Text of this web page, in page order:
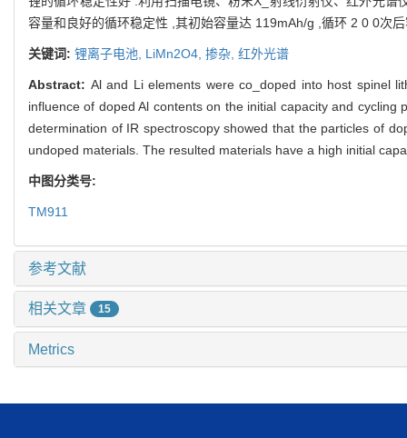
容量和良好的循环稳定性 ,其初始容量达 119mAh/g ,循环 2 0 0次
关键词: 锂离子电池, LiMn2O4, 掺杂, 红外光谱
Abstract: Al and Li elements were co_doped into host spinel
influence of doped Al contents on the initial capacity and
determination of IR spectroscopy showed that the particles of
undoped materials. The resulted materials have a high initial
中图分类号:
TM911
参考文献
相关文章 15
Metrics